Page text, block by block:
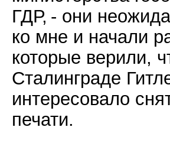
ГДР, - они
ко мне и начали
которые верили,
Сталинграде
интересовало
печати.